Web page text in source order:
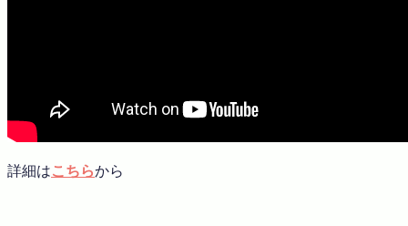
詳細はこちらから